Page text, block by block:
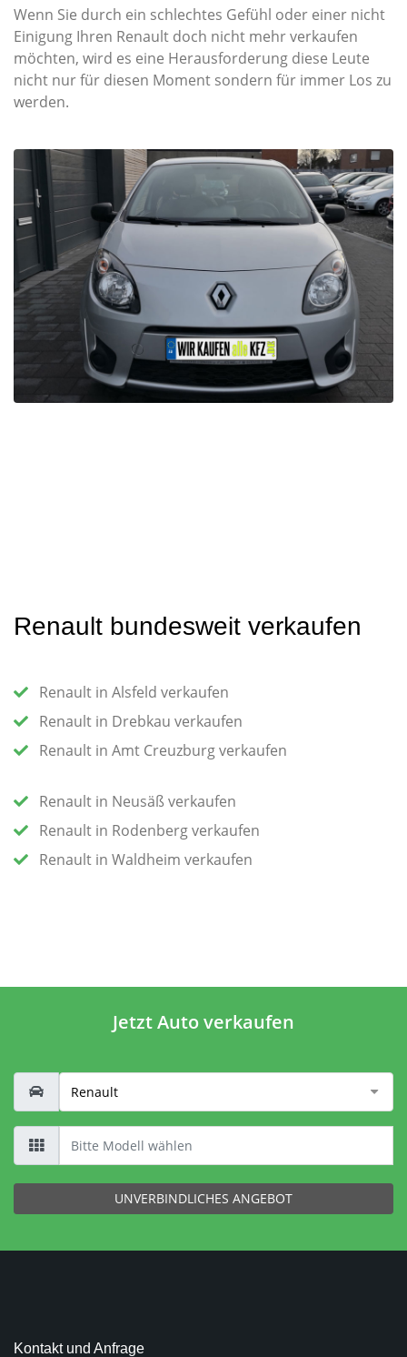
Wenn Sie durch ein schlechtes Gefühl oder einer nicht
Einigung Ihren Renault doch nicht mehr verkaufen
möchten, wird es eine Herausforderung diese Leute
nicht nur für diesen Moment sondern für immer Los zu
werden.
Renault bundesweit verkaufen
Renault in Alsfeld verkaufen
Renault in Drebkau verkaufen
Renault in Amt Creuzburg verkaufen
Renault in Neusäß verkaufen
Renault in Rodenberg verkaufen
Renault in Waldheim verkaufen
Jetzt Auto verkaufen
UNVERBINDLICHES ANGEBOT
Kontakt und Anfrage